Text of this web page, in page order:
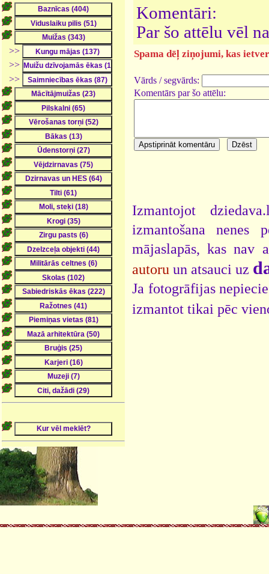
>>
>>
>>
Komentāri:
Par šo attēlu vēl
Spama dēļ ziņojumi, kas
Vārds / segvārds:
Komentārs par šo attēlu:
Izmantojot
izmantošana nenes
mājaslapās, kas
autoru un atsauci uz
Ja fotogrāfijas
izmantot tikai pēc